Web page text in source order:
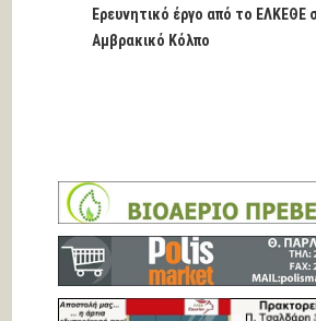
Ερευνητικό έργο από το ΕΛΚΕΘΕ
Αμβρακικό Κόλπο